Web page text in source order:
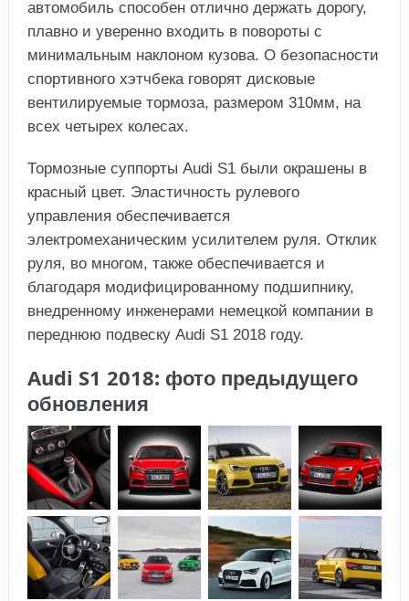
автомобиль способен отлично держать дорогу,
плавно и уверенно входить в повороты с
минимальным наклоном кузова. О безопасности
спортивного хэтчбека говорят дисковые
вентилируемые тормоза, размером 310мм, на
всех четырех колесах.
Тормозные суппорты Audi S1 были окрашены в
красный цвет. Эластичность рулевого
управления обеспечивается
электромеханическим усилителем руля. Отклик
руля, во многом, также обеспечивается и
благодаря модифицированному подшипнику,
внедренному инженерами немецкой компании в
переднюю подвеску Audi S1 2018 году.
Audi S1 2018: фото предыдущего
обновления